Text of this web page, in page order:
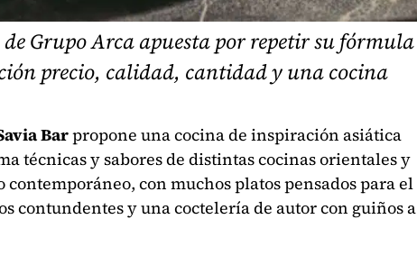
Grupo Arca apuesta por repetir su fórmula
precio, calidad, cantidad y una cocina
Barpropone una cocina de inspiración asiática
técnicas y sabores de distintas cocinas orientales y
con muchos platos pensados para el
contundentes y una coctelería de autor con guiños a